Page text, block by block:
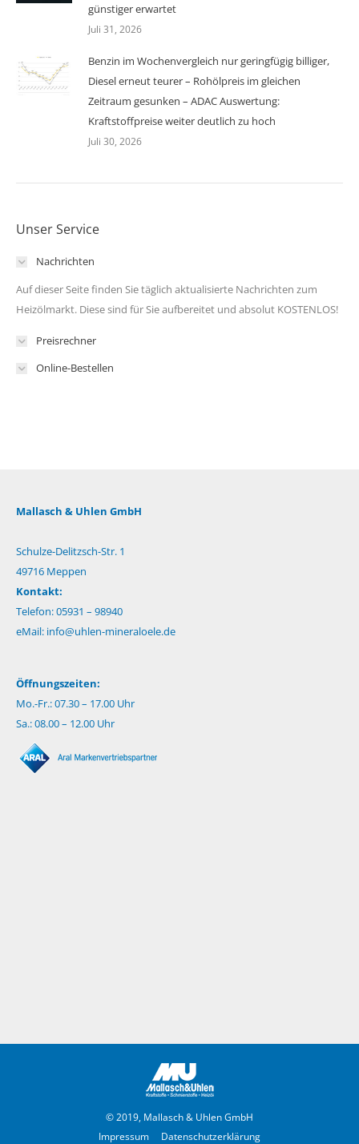
günstiger erwartet
Juli 31, 2026
Benzin im Wochenvergleich nur geringfügig billiger,
Diesel erneut teurer – Rohölpreis im gleichen
Zeitraum gesunken – ADAC Auswertung:
Kraftstoffpreise weiter deutlich zu hoch
Juli 30, 2026
Unser Service
Nachrichten
Auf dieser Seite finden Sie täglich aktualisierte Nachrichten zum
Heizölmarkt. Diese sind für Sie aufbereitet und absolut KOSTENLOS!
Preisrechner
Online-Bestellen
Mallasch & Uhlen GmbH
Schulze-Delitzsch-Str. 1
49716 Meppen
Kontakt:
Telefon: 05931 – 98940
eMail: info@uhlen-mineraloele.de
Öffnungszeiten:
Mo.-Fr.: 07.30 – 17.00 Uhr
Sa.: 08.00 – 12.00 Uhr
© 2019, Mallasch & Uhlen GmbH
Impressum
Datenschutzerklärung